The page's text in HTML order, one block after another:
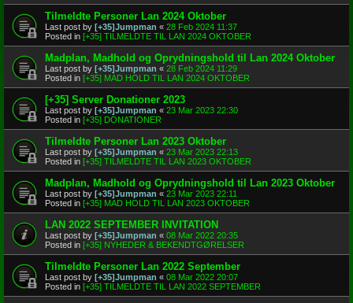
Tilmeldte Personer Lan 2024 Oktober
Last post by [+35]Jumpman « 28 Feb 2024 11:37
Posted in [+35] TILMELDTE TIL LAN 2024 OKTOBER
Madplan, Madhold og Oprydningshold til Lan 2024 Oktober
Last post by [+35]Jumpman « 28 Feb 2024 11:29
Posted in [+35] MAD HOLD TIL LAN 2024 OKTOBER
[+35] Server Donationer 2023
Last post by [+35]Jumpman « 23 Mar 2023 22:30
Posted in [+35] DONATIONER
Tilmeldte Personer Lan 2023 Oktober
Last post by [+35]Jumpman « 23 Mar 2023 22:13
Posted in [+35] TILMELDTE TIL LAN 2023 OKTOBER
Madplan, Madhold og Oprydningshold til Lan 2023 Oktober
Last post by [+35]Jumpman « 23 Mar 2023 22:11
Posted in [+35] MAD HOLD TIL LAN 2023 OKTOBER
LAN 2022 SEPTEMBER INVITATION
Last post by [+35]Jumpman « 08 Mar 2022 20:35
Posted in [+35] NYHEDER & BEKENDTGØRELSER
Tilmeldte Personer Lan 2022 September
Last post by [+35]Jumpman « 08 Mar 2022 20:07
Posted in [+35] TILMELDTE TIL LAN 2022 SEPTEMBER